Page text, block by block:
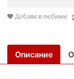
Добави в любими
Описание